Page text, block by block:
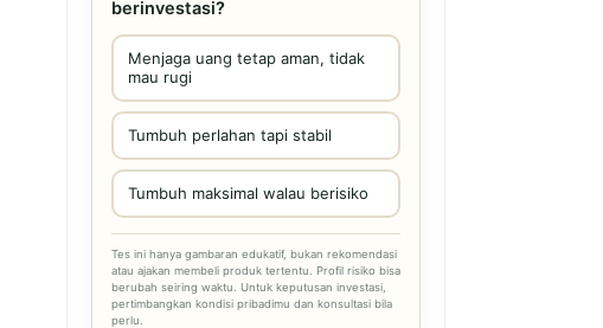
berinvestasi?
Menjaga uang tetap aman, tidak
mau rugi
Tumbuh perlahan tapi stabil
Tumbuh maksimal walau berisiko
Tes ini hanya gambaran edukatif, bukan rekomendasi
atau ajakan membeli produk tertentu. Profil risiko bisa
berubah seiring waktu. Untuk keputusan investasi,
pertimbangkan kondisi pribadimu dan konsultasi bila
perlu.